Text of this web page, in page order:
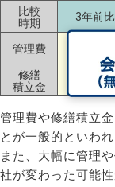
比較
時期
3年前比
管理費
（-10%
修繕
積立金
+43円
（+17%
管理費や修繕積立
とが一般的といわれ
また、大幅に管理
社が変わった可能性